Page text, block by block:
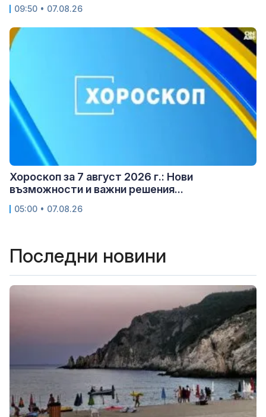
09:50 • 07.08.26
Хороскоп за 7 август 2026 г.: Нови
възможности и важни решения...
05:00 • 07.08.26
Последни новини